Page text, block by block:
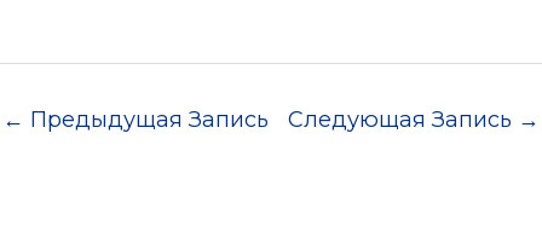
← Предыдущая Запись Следующая Запись →